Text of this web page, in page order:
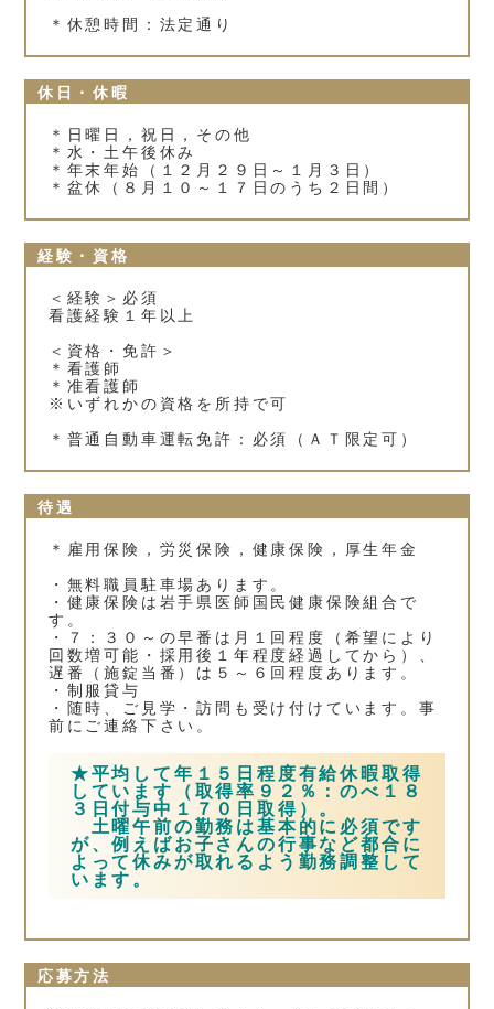
＊休憩時間：法定通り
休日・休暇
＊日曜日，祝日，その他
＊水・土午後休み
＊年末年始（１２月２９日～１月３日）
＊盆休（８月１０～１７日のうち２日間）
経験・資格
＜経験＞必須
看護経験１年以上
＜資格・免許＞
＊看護師
＊准看護師
※いずれかの資格を所持で可
＊普通自動車運転免許：必須（ＡＴ限定可）
待遇
＊雇用保険，労災保険，健康保険，厚生年金
・無料職員駐車場あります。
・健康保険は岩手県医師国民健康保険組合で
す。
・７：３０～の早番は月１回程度（希望により
回数増可能・採用後１年程度経過してから）、
遅番（施錠当番）は５～６回程度あります。
・制服貸与
・随時、ご見学・訪問も受け付けています。事
前にご連絡下さい。
★平均して年１５日程度有給休暇取得
しています（取得率９２％：のべ１８
３日付与中１７０日取得）。
土曜午前の勤務は基本的に必須です
が、例えばお子さんの行事など都合に
よって休みが取れるよう勤務調整して
います。
応募方法